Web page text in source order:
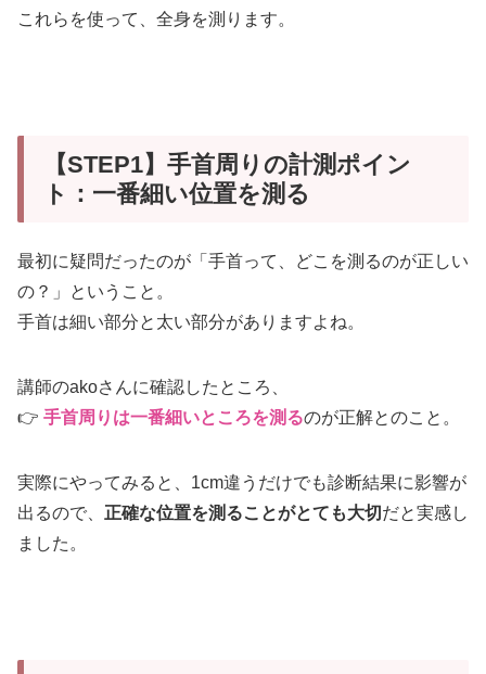
これらを使って、全身を測ります。
【STEP1】手首周りの計測ポイン
ト：一番細い位置を測る
最初に疑問だったのが「手首って、どこを測るのが正しい
の？」ということ。
手首は細い部分と太い部分がありますよね。
講師のakoさんに確認したところ、
👉 手首周りは一番細いところを測るのが正解とのこと。
実際にやってみると、1cm違うだけでも診断結果に影響が
出るので、 正確な位置を測ることがとても大切 だと実感し
ました。